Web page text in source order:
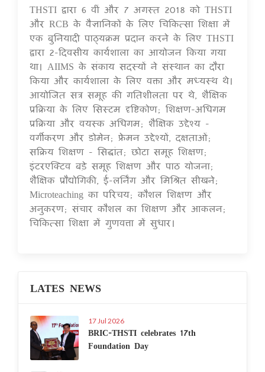
17 Jul 2020
THSTI द्वारा 6 वीं और 7 अगस्त 2018 को THSTI
और RCB के वैज्ञानिकों के लिए चिकित्सा शिक्षा में
एक बुनियादी पाठ्यक्रम प्रदान करने के लिए THSTI
द्वारा 2-दिवसीय कार्यशाला का आयोजन किया गया
था। AIIMS के संकाय सदस्यों ने संस्थान का दौरा
किया और कार्यशाला के लिए वक्ता और मध्यस्थ थे।
आयोजित सत्र समूह की गतिशीलता पर थे, शैक्षिक
प्रक्रिया के लिए सिस्टम दृष्टिकोण; शिक्षण-अधिगम
प्रक्रिया और वयस्क अधिगम; शैक्षिक उद्देश्य -
वर्गीकरण और डोमेन; फ्रेमन उद्देश्यों, दक्षताओं;
सक्रिय शिक्षण - सिद्धांत; छोटा समूह शिक्षण;
इंटरएक्टिव बड़े समूह शिक्षण और पाठ योजना;
शैक्षिक प्रौद्योगिकी, ई-लर्निंग और मिश्रित सीखने;
Microteaching का परिचय; कौशल शिक्षण और
अनुकरण; संचार कौशल का शिक्षण और आकलन;
चिकित्सा शिक्षा में गुणवत्ता में सुधार।
LATES NEWS
17 Jul 2026
BRIC-THSTI celebrates 17th
Foundation Day